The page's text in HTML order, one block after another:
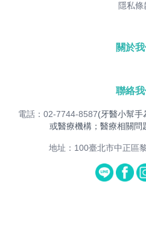
隱私條
關於我
聯絡我
電話：02-7744-8587(牙醫小幫手
或醫療機構；醫療相關問
地址：100臺北市中正區